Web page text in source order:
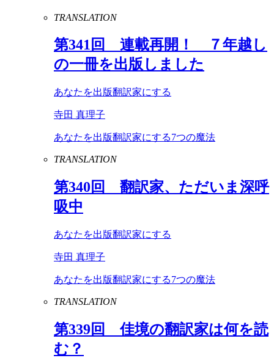
TRANSLATION
第341回 連載再開！ ７年越し
の一冊を出版しました
あなたを出版翻訳家にする
寺田 真理子
あなたを出版翻訳家にする7つの魔法
TRANSLATION
第340回 翻訳家、ただいま深呼
吸中
あなたを出版翻訳家にする
寺田 真理子
あなたを出版翻訳家にする7つの魔法
TRANSLATION
第339回 佳境の翻訳家は何を読
む？